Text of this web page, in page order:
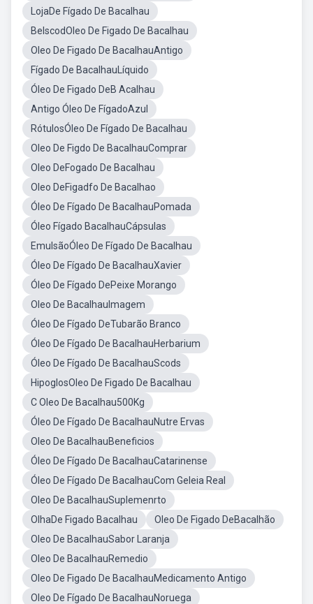
LojaDe Fígado De Bacalhau
BelscodOleo De Figado De Bacalhau
Oleo De Figado De BacalhauAntigo
Fígado De BacalhauLíquido
Óleo De Figado DeB Acalhau
Antigo Óleo De FígadoAzul
RótulosÓleo De Fígado De Bacalhau
Oleo De Figdo De BacalhauComprar
Oleo DeFogado De Bacalhau
Oleo DeFigadfo De Bacalhao
Óleo De Fígado De BacalhauPomada
Óleo Fígado BacalhauCápsulas
EmulsãoÓleo De Fígado De Bacalhau
Óleo De Fígado De BacalhauXavier
Óleo De Fígado DePeixe Morango
Oleo De BacalhauImagem
Óleo De Fígado DeTubarão Branco
Óleo De Fígado De BacalhauHerbarium
Óleo De Fígado De BacalhauScods
HipoglosOleo De Figado De Bacalhau
C Oleo De Bacalhau500Kg
Óleo De Fígado De BacalhauNutre Ervas
Oleo De BacalhauBeneficios
Óleo De Fígado De BacalhauCatarinense
Óleo De Fígado De BacalhauCom Geleia Real
Oleo De BacalhauSuplemenrto
OlhaDe Figado Bacalhau
Oleo De Figado DeBacalhão
Oleo De BacalhauSabor Laranja
Oleo De BacalhauRemedio
Oleo De Figado De BacalhauMedicamento Antigo
Oleo De Fígado De BacalhauNoruega